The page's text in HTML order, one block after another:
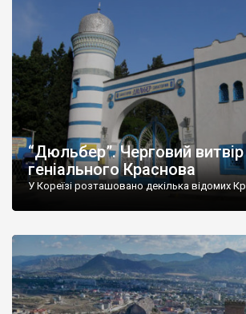
“Дюльбер”. Черговий витвір
геніального Краснова
У Кореїзі розташовано декілька відомих